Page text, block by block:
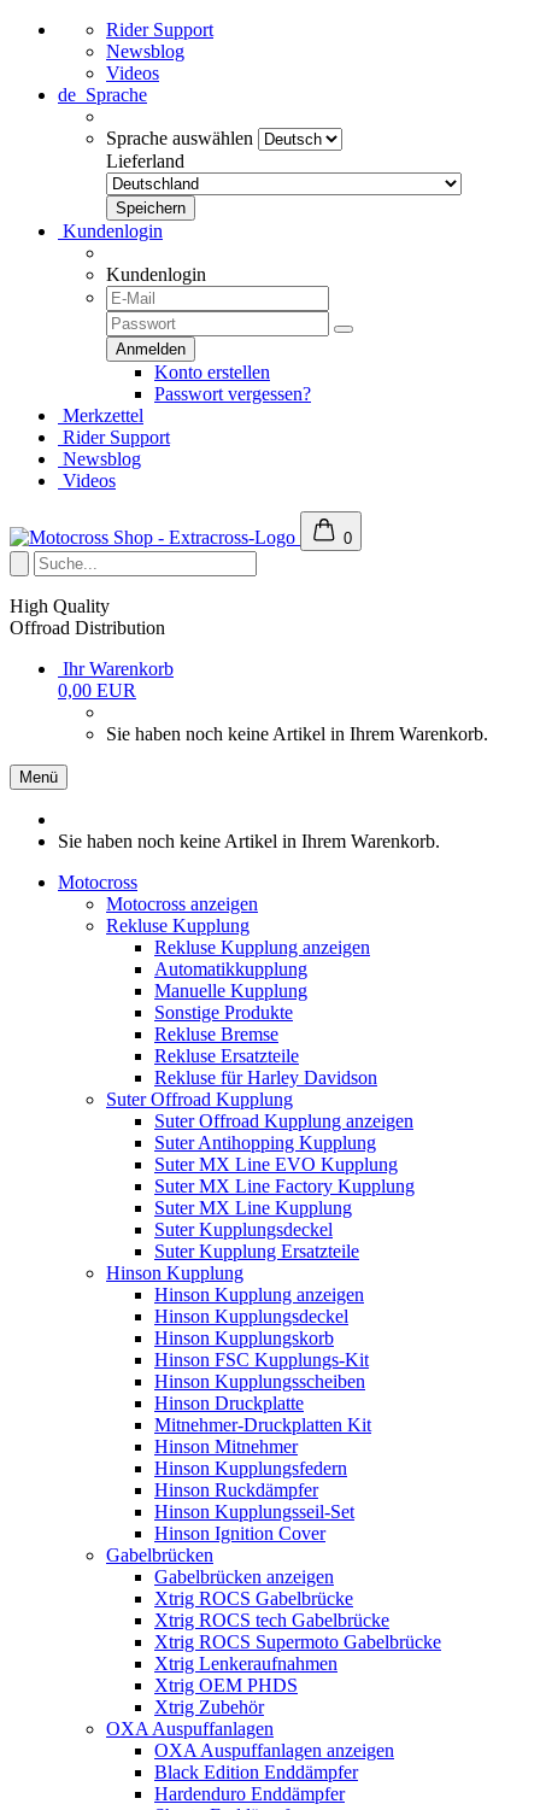
Rider Support
Newsblog
Videos
de Sprache
Sprache auswählen
Lieferland
Kundenlogin
Kundenlogin
Konto erstellen
Passwort vergessen?
Merkzettel
Rider Support
Newsblog
Videos
0
High Quality
Offroad Distribution
Ihr Warenkorb
0,00 EUR
Sie haben noch keine Artikel in Ihrem Warenkorb.
Menü
Sie haben noch keine Artikel in Ihrem Warenkorb.
Motocross
Motocross anzeigen
Rekluse Kupplung
Rekluse Kupplung anzeigen
Automatikkupplung
Manuelle Kupplung
Sonstige Produkte
Rekluse Bremse
Rekluse Ersatzteile
Rekluse für Harley Davidson
Suter Offroad Kupplung
Suter Offroad Kupplung anzeigen
Suter Antihopping Kupplung
Suter MX Line EVO Kupplung
Suter MX Line Factory Kupplung
Suter MX Line Kupplung
Suter Kupplungsdeckel
Suter Kupplung Ersatzteile
Hinson Kupplung
Hinson Kupplung anzeigen
Hinson Kupplungsdeckel
Hinson Kupplungskorb
Hinson FSC Kupplungs-Kit
Hinson Kupplungsscheiben
Hinson Druckplatte
Mitnehmer-Druckplatten Kit
Hinson Mitnehmer
Hinson Kupplungsfedern
Hinson Ruckdämpfer
Hinson Kupplungsseil-Set
Hinson Ignition Cover
Gabelbrücken
Gabelbrücken anzeigen
Xtrig ROCS Gabelbrücke
Xtrig ROCS tech Gabelbrücke
Xtrig ROCS Supermoto Gabelbrücke
Xtrig Lenkeraufnahmen
Xtrig OEM PHDS
Xtrig Zubehör
OXA Auspuffanlagen
OXA Auspuffanlagen anzeigen
Black Edition Enddämpfer
Hardenduro Enddämpfer